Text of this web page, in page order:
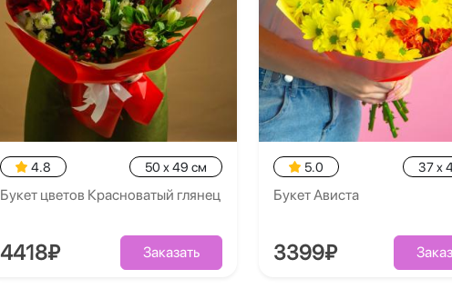
4.8 50 x 49 см
Букет цветов Красноватый глянец
4418₽ Заказать
5.0 37 x
Букет Ависта
3399₽